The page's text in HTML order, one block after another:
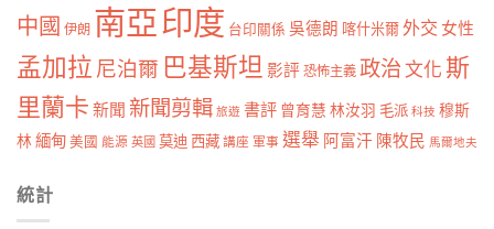
中國 伊朗 南亞印度 台印關係 吳德朗 喀什米爾外交 女性
孟加拉 尼泊爾 巴基斯坦 影評 恐怖主義 政治文化斯
里蘭卡 新聞 新聞剪輯 旅遊 書評 曾育慧 林汝羽 毛派 科技 穆斯
林 緬甸 美國 能源 英國 莫迪 西藏 講座 軍事 選舉 阿富汗 陳牧民 馬爾地夫
統計